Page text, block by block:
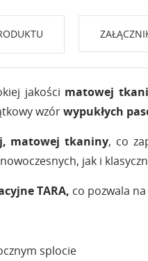
jakości matowej
wzórwypukłych
matowej tkaniny, co
jak i
TARA, co pozwala
splocie